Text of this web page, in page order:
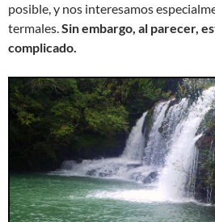
posible, y nos interesamos
termales.Sin embargo, al parecer,
complicado.